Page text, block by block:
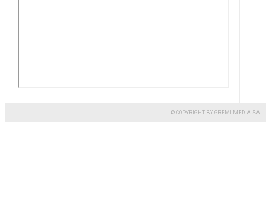
© COPYRIGHT BY GREMI MEDIA SA